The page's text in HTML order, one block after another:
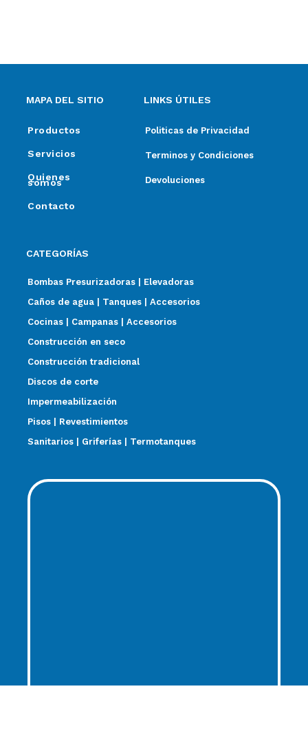
MAPA DEL SITIO
Productos
Servicios
Quienes
somos
Contacto
LINKS ÚTILES
Politicas de Privacidad
Terminos y Condiciones
Devoluciones
CATEGORÍAS
Bombas Presurizadoras | Elevadoras
Caños de agua | Tanques | Accesorios
Cocinas | Campanas | Accesorios
Construcción en seco
Construcción tradicional
Discos de corte
Impermeabilización
Pisos | Revestimientos
Sanitarios | Griferías | Termotanques